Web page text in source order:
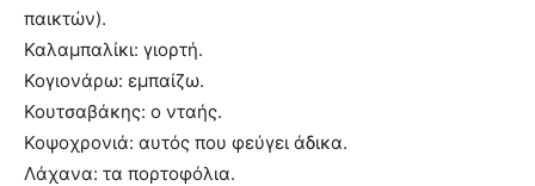
παικτών).
Καλαμπαλίκι: γιορτή.
Κογιονάρω: εμπαίζω.
Κουτσαβάκης: ο νταής.
Κοψοχρονιά: αυτός που φεύγει άδικα.
Λάχανα: τα πορτοφόλια.